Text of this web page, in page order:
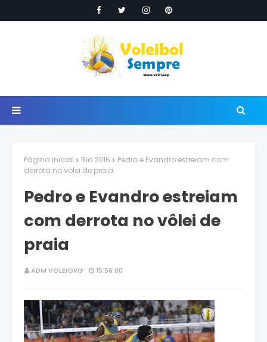
Página inicial Rio 2016
Pedro e Evandro estreiam com
derrota no vôlei de praia
Pedro e Evandro estreiam
com derrota no vôlei de
praia
ADM VOLEIORG 15:56:00